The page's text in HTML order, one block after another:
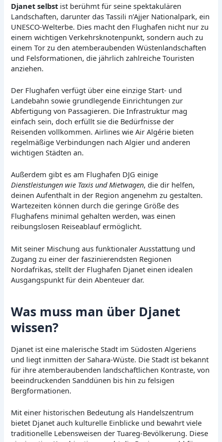
Djanet selbst ist berühmt für seine spektakulären
Landschaften, darunter das Tassili n’Ajjer Nationalpark, ein
UNESCO-Welterbe. Dies macht den Flughafen nicht nur zu
einem wichtigen Verkehrsknotenpunkt, sondern auch zu
einem Tor zu den atemberaubenden Wüstenlandschaften
und Felsformationen, die jährlich zahlreiche Touristen
anziehen.
Der Flughafen verfügt über eine einzige Start- und
Landebahn sowie grundlegende Einrichtungen zur
Abfertigung von Passagieren. Die Infrastruktur mag
einfach sein, doch erfüllt sie die Bedürfnisse der
Reisenden vollkommen. Airlines wie Air Algérie bieten
regelmäßige Verbindungen nach Algier und anderen
wichtigen Städten an.
Außerdem gibt es am Flughafen DJG einige
Dienstleistungen wie Taxis und Mietwagen, die dir helfen,
deinen Aufenthalt in der Region angenehm zu gestalten.
Wartezeiten können durch die geringe Größe des
Flughafens minimal gehalten werden, was einen
reibungslosen Reiseablauf ermöglicht.
Mit seiner Mischung aus funktionaler Ausstattung und
Zugang zu einer der faszinierendsten Regionen
Nordafrikas, stellt der Flughafen Djanet einen idealen
Ausgangspunkt für dein Abenteuer dar.
Was muss man über Djanet
wissen?
Djanet ist eine malerische Stadt im Südosten Algeriens
und liegt inmitten der Sahara-Wüste. Die Stadt ist bekannt
für ihre atemberaubenden landschaftlichen Kontraste, von
beeindruckenden Sanddünen bis hin zu felsigen
Bergformationen.
Mit einer historischen Bedeutung als Handelszentrum
bietet Djanet auch kulturelle Einblicke und bewahrt viele
traditionelle Lebensweisen der Tuareg-Bevölkerung. Diese